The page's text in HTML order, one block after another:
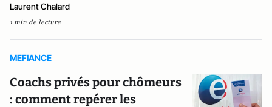
Laurent Chalard
1 min de lecture
MEFIANCE
Coachs privés pour chômeurs
: comment repérer les